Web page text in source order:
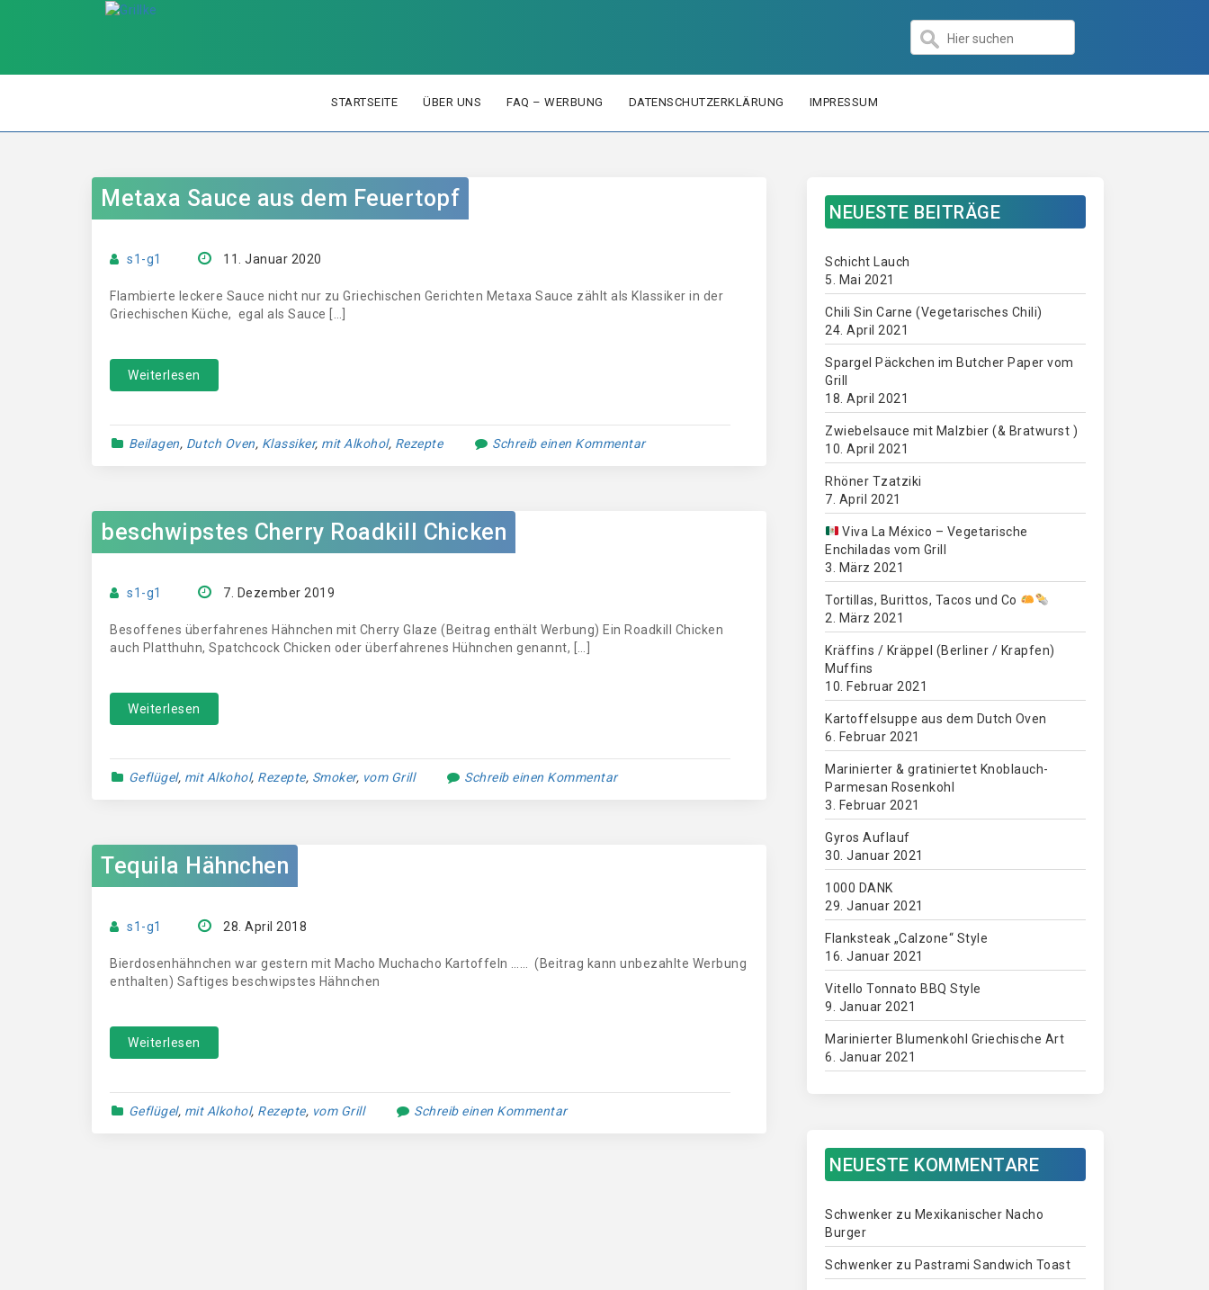
STARTSEITE ÜBER UNS FAQ – WERBUNG DATENSCHUTZERKLÄRUNG IMPRESSUM
Metaxa Sauce aus dem Feuertopf
s1-g1 11. Januar 2020
Flambierte leckere Sauce nicht nur zu Griechischen Gerichten Metaxa Sauce zählt als Klassiker in der
Griechischen Küche, egal als Sauce […]
Weiterlesen
Beilagen, Dutch Oven, Klassiker, mit Alkohol, Rezepte Schreib einen Kommentar
beschwipstes Cherry Roadkill Chicken
s1-g1 7. Dezember 2019
Besoffenes überfahrenes Hähnchen mit Cherry Glaze (Beitrag enthält Werbung) Ein Roadkill Chicken
auch Platthuhn, Spatchcock Chicken oder überfahrenes Hühnchen genannt, […]
Weiterlesen
Geflügel, mit Alkohol, Rezepte, Smoker, vom Grill Schreib einen Kommentar
Tequila Hähnchen
s1-g1 28. April 2018
Bierdosenhähnchen war gestern mit Macho Muchacho Kartoffeln …… (Beitrag kann unbezahlte Werbung
enthalten) Saftiges beschwipstes Hähnchen
Weiterlesen
Geflügel, mit Alkohol, Rezepte, vom Grill Schreib einen Kommentar
NEUESTE BEITRÄGE
Schicht Lauch
5. Mai 2021
Chili Sin Carne (Vegetarisches Chili)
24. April 2021
Spargel Päckchen im Butcher Paper vom
Grill
18. April 2021
Zwiebelsauce mit Malzbier (& Bratwurst )
10. April 2021
Rhöner Tzatziki
7. April 2021
Viva La México – Vegetarische
Enchiladas vom Grill
3. März 2021
Tortillas, Burittos, Tacos und Co
2. März 2021
Kräffins / Kräppel (Berliner / Krapfen)
Muffins
10. Februar 2021
Kartoffelsuppe aus dem Dutch Oven
6. Februar 2021
Marinierter & gratiniertet Knoblauch-
Parmesan Rosenkohl
3. Februar 2021
Gyros Auflauf
30. Januar 2021
1000 DANK
29. Januar 2021
Flanksteak „Calzone“ Style
16. Januar 2021
Vitello Tonnato BBQ Style
9. Januar 2021
Marinierter Blumenkohl Griechische Art
6. Januar 2021
NEUESTE KOMMENTARE
Schwenker zu Mexikanischer Nacho
Burger
Schwenker zu Pastrami Sandwich Toast